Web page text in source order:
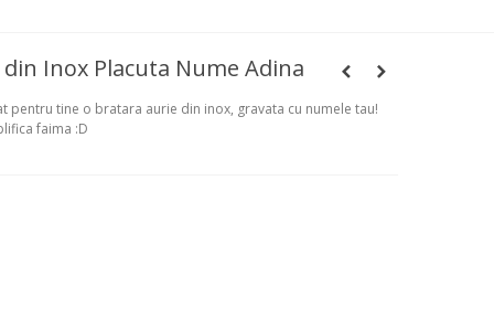
Inox Placuta Nume Adina
pentru tine o bratara aurie din inox, gravata cu numele tau!
faima :D